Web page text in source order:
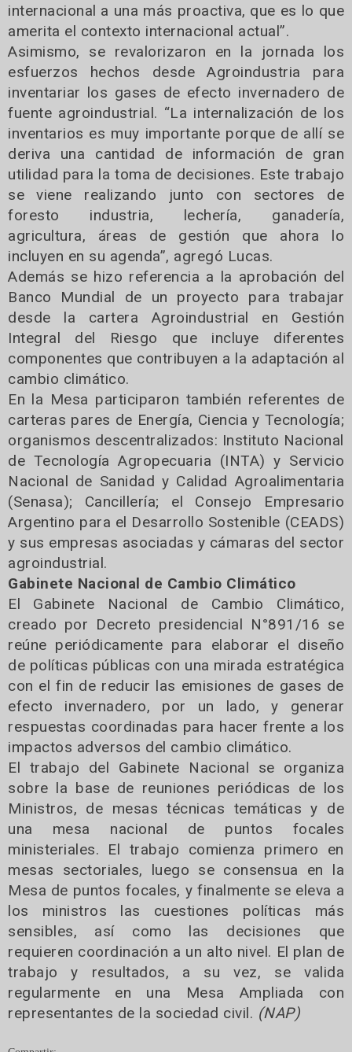
internacional a una más proactiva, que es lo que
amerita el contexto internacional actual”.
Asimismo, se revalorizaron en la jornada los
esfuerzos hechos desde Agroindustria para
inventariar los gases de efecto invernadero de
fuente agroindustrial. “La internalización de los
inventarios es muy importante porque de allí se
deriva una cantidad de información de gran
utilidad para la toma de decisiones. Este trabajo
se viene realizando junto con sectores de
foresto industria, lechería, ganadería,
agricultura, áreas de gestión que ahora lo
incluyen en su agenda”, agregó Lucas.
Además se hizo referencia a la aprobación del
Banco Mundial de un proyecto para trabajar
desde la cartera Agroindustrial en Gestión
Integral del Riesgo que incluye diferentes
componentes que contribuyen a la adaptación al
cambio climático.
En la Mesa participaron también referentes de
carteras pares de Energía, Ciencia y Tecnología;
organismos descentralizados: Instituto Nacional
de Tecnología Agropecuaria (INTA) y Servicio
Nacional de Sanidad y Calidad Agroalimentaria
(Senasa); Cancillería; el Consejo Empresario
Argentino para el Desarrollo Sostenible (CEADS)
y sus empresas asociadas y cámaras del sector
agroindustrial.
Gabinete Nacional de Cambio Climático
El Gabinete Nacional de Cambio Climático,
creado por Decreto presidencial N°891/16 se
reúne periódicamente para elaborar el diseño
de políticas públicas con una mirada estratégica
con el fin de reducir las emisiones de gases de
efecto invernadero, por un lado, y generar
respuestas coordinadas para hacer frente a los
impactos adversos del cambio climático.
El trabajo del Gabinete Nacional se organiza
sobre la base de reuniones periódicas de los
Ministros, de mesas técnicas temáticas y de
una mesa nacional de puntos focales
ministeriales. El trabajo comienza primero en
mesas sectoriales, luego se consensua en la
Mesa de puntos focales, y finalmente se eleva a
los ministros las cuestiones políticas más
sensibles, así como las decisiones que
requieren coordinación a un alto nivel. El plan de
trabajo y resultados, a su vez, se valida
regularmente en una Mesa Ampliada con
representantes de la sociedad civil. (NAP)